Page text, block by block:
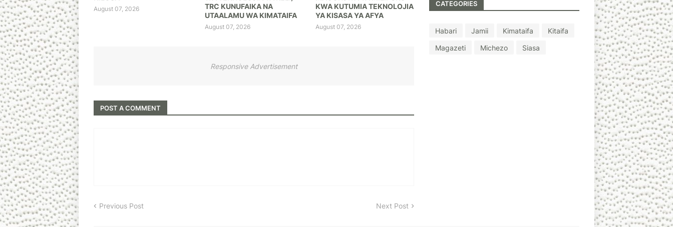
August 07, 2026
TRC KUNUFAIKA NA
UTAALAMU WA KIMATAIFA
August 07, 2026
KWA KUTUMIA TEKNOLOJIA
YA KISASA YA AFYA
August 07, 2026
Responsive Advertisement
POST A COMMENT
Previous Post Next Post
CATEGORIES
Habari Jamii Kimataifa
Kitaifa
Magazeti
Michezo Siasa